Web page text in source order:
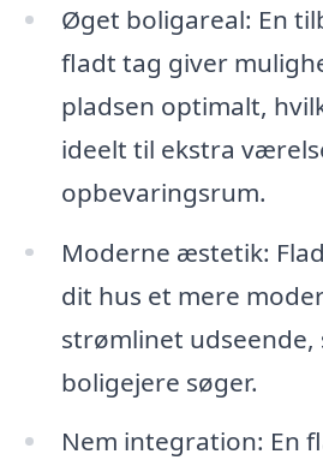
Øget boligareal: En
fladt tag giver
pladsen optimalt,
ideelt til ekstra
opbevaringsrum.
Moderne æstetik:
dit hus et mere
strømlinet udseende,
boligejere søger.
Nem integration: En